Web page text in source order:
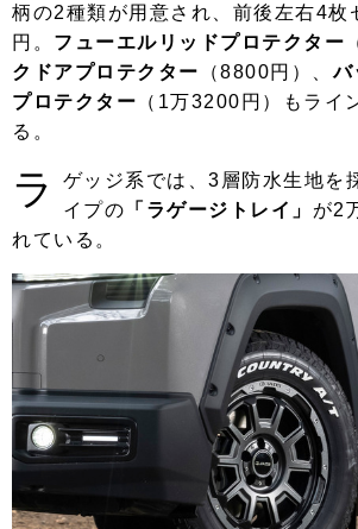
柄の2種類が用意され、前後左右4枚
円。 フューエルリッドプロテクター
クドアプロテクター （8800円）、バ
プロテクター （1万3200円）もライ
る。
ラ
ゲッジ系では、3層防水生地を
イプの 「ラゲージトレイ」 が2
れている。